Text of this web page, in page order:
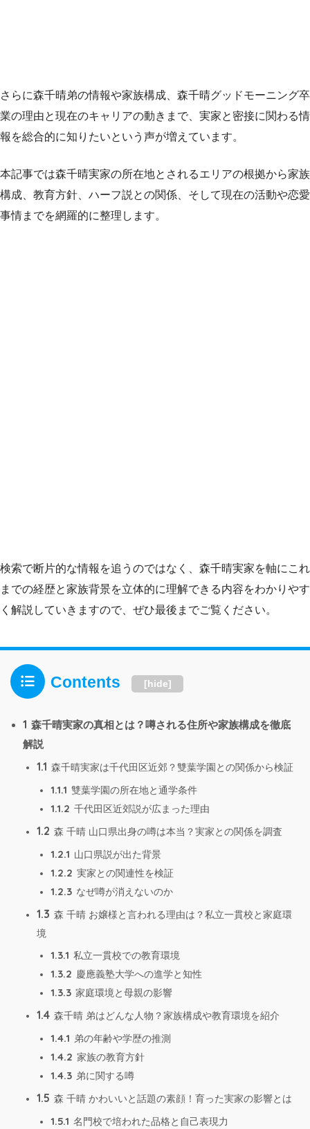
さらに森千晴弟の情報や家族構成、森千晴グッドモーニング卒
業の理由と現在のキャリアの動きまで、実家と密接に関わる情
報を総合的に知りたいという声が増えています。
本記事では森千晴実家の所在地とされるエリアの根拠から家族
構成、教育方針、ハーフ説との関係、そして現在の活動や恋愛
事情までを網羅的に整理します。
検索で断片的な情報を追うのではなく、森千晴実家を軸にこれ
までの経歴と家族背景を立体的に理解できる内容をわかりやす
く解説していきますので、ぜひ最後までご覧ください。
Contents [hide]
1 森千晴実家の真相とは？噂される住所や家族構成を徹底
解説
1.1 森千晴実家は千代田区近郊？雙葉学園との関係から検証
1.1.1 雙葉学園の所在地と通学条件
1.1.2 千代田区近郊説が広まった理由
1.2 森 千晴 山口県出身の噂は本当？実家との関係を調査
1.2.1 山口県説が出た背景
1.2.2 実家との関連性を検証
1.2.3 なぜ噂が消えないのか
1.3 森 千晴 お嬢様と言われる理由は？私立一貫校と家庭環
境
1.3.1 私立一貫校での教育環境
1.3.2 慶應義塾大学への進学と知性
1.3.3 家庭環境と母親の影響
1.4 森千晴 弟はどんな人物？家族構成や教育環境を紹介
1.4.1 弟の年齢や学歴の推測
1.4.2 家族の教育方針
1.4.3 弟に関する噂
1.5 森 千晴 かわいいと話題の素顔！育った実家の影響とは
1.5.1 名門校で培われた品格と自己表現力